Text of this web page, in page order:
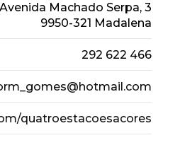
Avenida Machado Serpa, 3
9950-321 Madalena
292 622 466
quatroestacoesacores